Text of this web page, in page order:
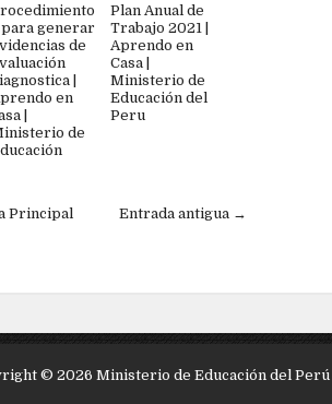
para generar
de
|
en
|
de
Plan Anual de
Trabajo 2021 |
Aprendo en
Casa |
Ministerio de
Educación del
Peru
Entrada antigua →
Principal
© 2026 Ministerio de Educación del Perú